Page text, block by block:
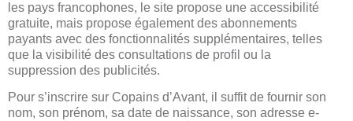
les pays francophones, le site propose une accessibilité
gratuite, mais propose également des abonnements
payants avec des fonctionnalités supplémentaires, telles
que la visibilité des consultations de profil ou la
suppression des publicités.
Pour s’inscrire sur Copains d’Avant, il suffit de fournir son
nom, son prénom, sa date de naissance, son adresse e-